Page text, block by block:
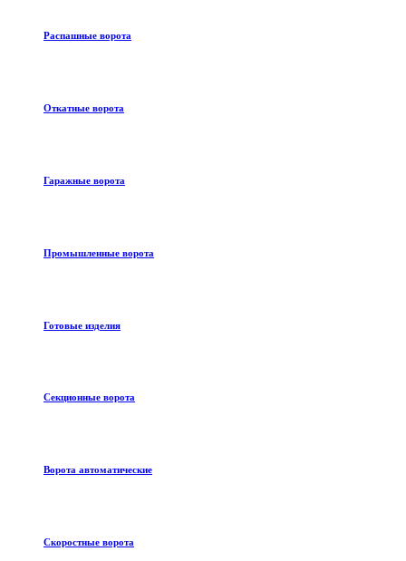
Распашные ворота
Откатные ворота
Гаражные ворота
Промышленные ворота
Готовые изделия
Секционные ворота
Ворота автоматические
Скоростные ворота